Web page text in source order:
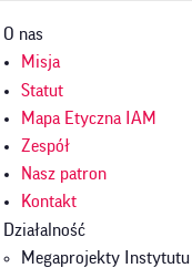
Główna
nawigacja
O nas
Misja
Statut
Mapa Etyczna IAM
Zespół
Nasz patron
Kontakt
Działalność
Megaprojekty Instytutu